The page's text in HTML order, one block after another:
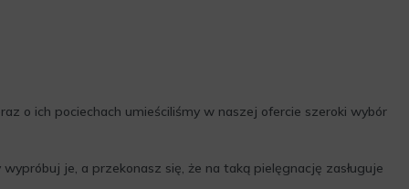
o ich pociechach umieściliśmy w naszej ofercie szeroki wybór
je, a przekonasz się, że na taką pielęgnację zasługuje